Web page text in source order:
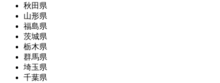
秋田県
山形県
福島県
茨城県
栃木県
群馬県
埼玉県
千葉県